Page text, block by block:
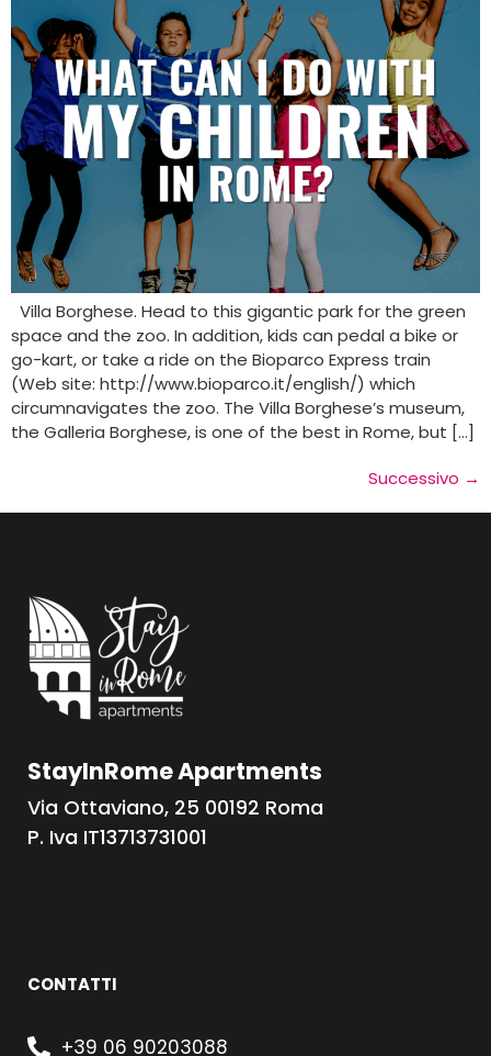
Villa Borghese. Head to this gigantic park for the green
space and the zoo. In addition, kids can pedal a bike or
go-kart, or take a ride on the Bioparco Express train
(Web site: http://www.bioparco.it/english/) which
circumnavigates the zoo. The Villa Borghese’s museum,
the Galleria Borghese, is one of the best in Rome, but […]
Successivo →
StayInRome Apartments
Via Ottaviano, 25 00192 Roma
P. Iva IT13713731001
CONTATTI
+39 06 90203088